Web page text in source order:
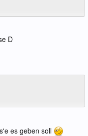
D
es geben soll